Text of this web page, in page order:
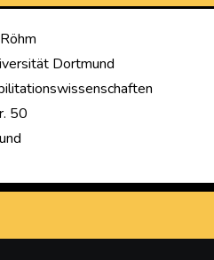
Dortmund
50